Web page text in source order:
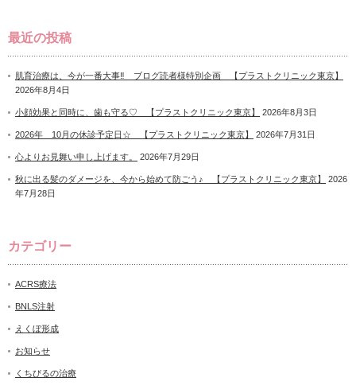
最近の投稿
肌育治療は、今が一番大事‼ ブログ読者様特別企画 【プラストクリニック東京】
2026年8月4日
小顔効果と同時に、歯も守る♡ 【プラストクリニック東京】 2026年8月3日
2026年 10月の休診予定日☆ 【プラストクリニック東京】 2026年7月31日
心よりお見舞い申し上げます。 2026年7月29日
秋に出る髪のダメージを、今から始めて防ごう♪ 【プラストクリニック東京】
2026
年7月28日
カテゴリー
ACRS療法
BNLS注射
えくぼ形成
お知らせ
くちびるの治療